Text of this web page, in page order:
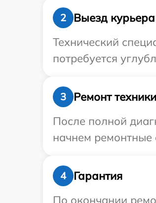
2
Выезд
Технический
потребуется
3
Ремонт техники
После полной
начнем ремонтные
4
Гарантия
По окончании